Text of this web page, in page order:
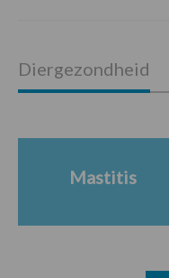
Diergezondheid
Mastitis